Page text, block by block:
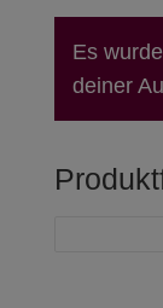
Es
deiner